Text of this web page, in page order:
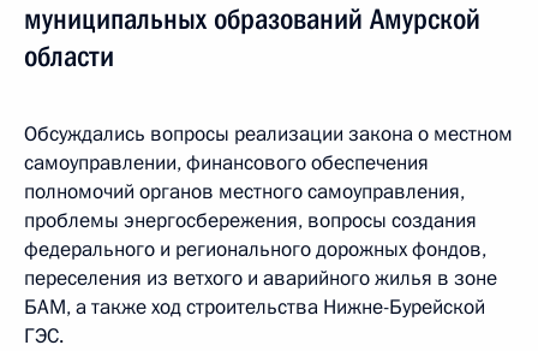
муниципальных образований Амурской
области
Обсуждались вопросы реализации закона о местном
самоуправлении, финансового обеспечения
полномочий органов местного самоуправления,
проблемы энергосбережения, вопросы создания
федерального и регионального дорожных фондов,
переселения из ветхого и аварийного жилья в зоне
БАМ, а также ход строительства Нижне-Бурейской
ГЭС.